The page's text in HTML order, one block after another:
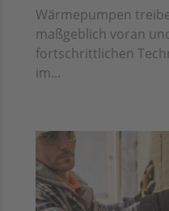
Wärmepumpen
maßgeblich voran
fortschrittlichen
im...